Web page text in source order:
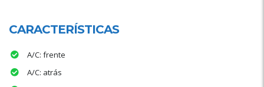
CARACTERÍSTICAS
A/C: frente
A/C: atrás